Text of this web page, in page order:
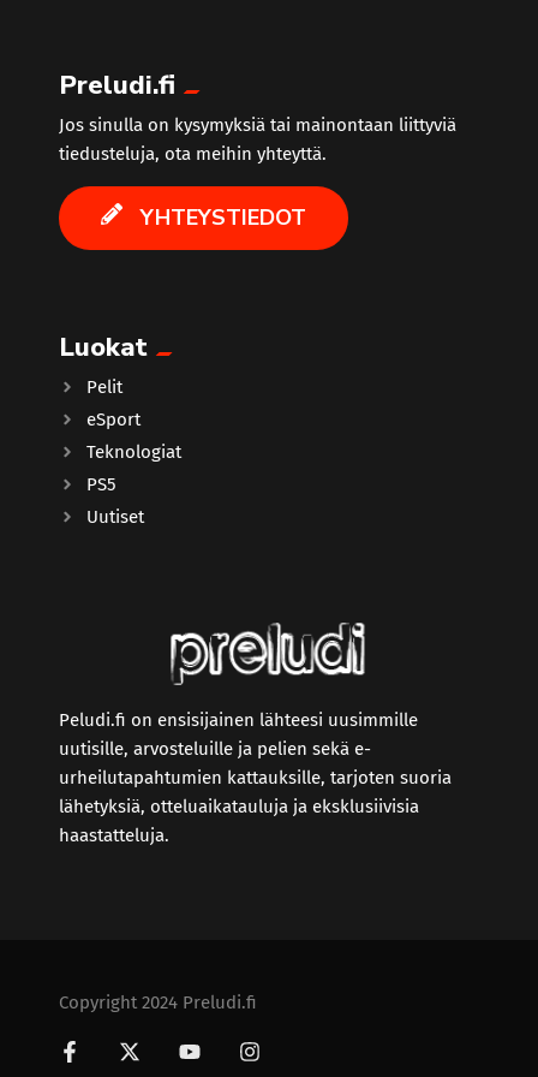
Preludi.fi
Jos sinulla on kysymyksiä tai mainontaan liittyviä
tiedusteluja, ota meihin yhteyttä.
YHTEYSTIEDOT
Luokat
Pelit
eSport
Teknologiat
PS5
Uutiset
Peludi.fi on ensisijainen lähteesi uusimmille
uutisille, arvosteluille ja pelien sekä e-
urheilutapahtumien kattauksille, tarjoten suoria
lähetyksiä, otteluaikatauluja ja eksklusiivisia
haastatteluja.
Copyright 2024 Preludi.fi